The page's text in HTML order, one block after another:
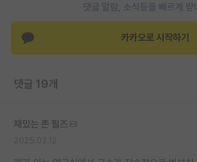
댓글 알람, 소식등을 빠르게 받
카카오로 시작하기
댓글 19개
재밌는 존 필즈